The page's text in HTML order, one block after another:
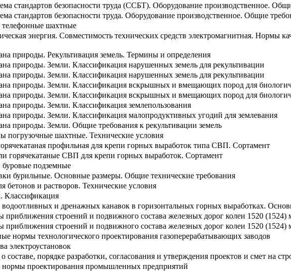
стандартов безопасности труда (ССБТ). Оборудование производственное.
стандартов безопасности труда. Оборудование производственное. Общие
телефонные шахтные
энергия. Совместимость технических средств электромагнитная. Нормы
природы. Рекультивация земель. Термины и определения
природы. Земли. Классификация нарушенных земель для рекультивации
природы. Земли. Классификация нарушенных земель для рекультивации
природы. Земли. Классификация вскрышных и вмещающих пород для
природы. Земли. Классификация вскрышных и вмещающих пород для
природы. Земли. Классификация землепользования
природы. Земли. Классификация малопродуктивных угодий для землевания
природы. Земли. Общие требования к рекультивации земель
погрузочные шахтные. Технические условия
профильная для крепи горных выработок типа СВП. Сортамент
горячекатаные СВП для крепи горных выработок. Сортамент
буровые подземные
бурильные. Основные размеры. Общие технические требования
бетонов и растворов. Технические условия
Классификация
и дренажных канавок в горизонтальных горных выработках.
приближения строений и подвижного состава железных дорог колеи 1520
приближения строений и подвижного состава железных дорог колеи 1520 (1524)
нормы технологического проектирования газоперерабатывающих заводов
электроустановок
составе, порядке разработки, согласования и утверждения проектов и смет на
проектирования промышленных предприятий